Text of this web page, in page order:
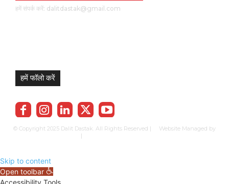
हमें संपर्क करें: dalitdastak@gmail.com
हमें फॉलो करें
© Copyright 2025 Dalit Dastak. All Rights Reserved | Website Managed by
|
Skip to content
Open toolbar